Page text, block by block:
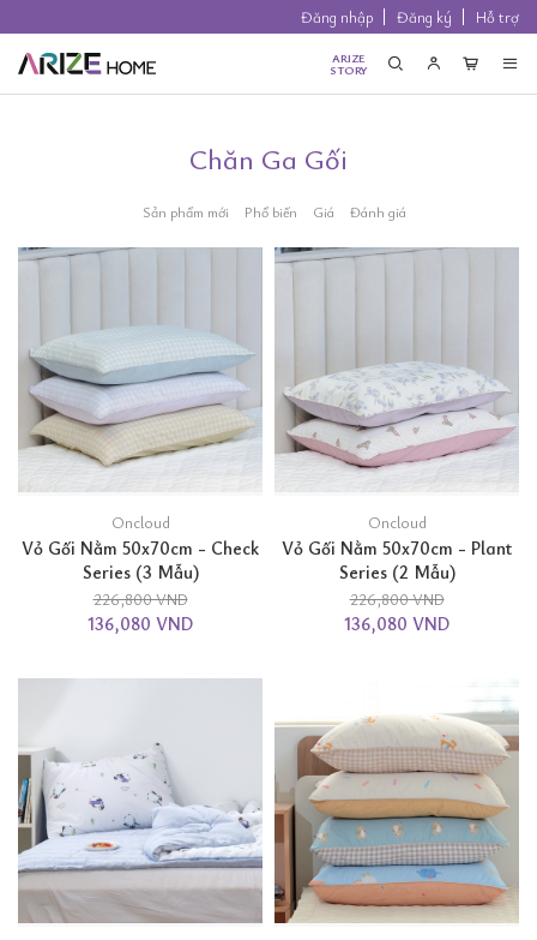
Đăng nhập Đăng ký Hỗ trợ
ARIZE
STORY
Chăn Ga Gối
Sản phẩm mới Phổ biến Giá Đánh giá
Oncloud
Vỏ Gối Nằm 50x70cm - Check
Series (3 Mẫu)
226,800 VND
136,080 VND
Oncloud
Vỏ Gối Nằm 50x70cm - Plant
Series (2 Mẫu)
226,800 VND
136,080 VND